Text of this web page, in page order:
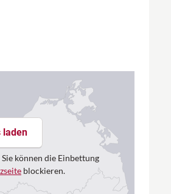
laden
können die Einbettung
blockieren.